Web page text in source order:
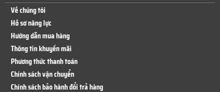
Về chúng tôi
Hồ sơ năng lực
Hướng dẫn mua hàng
Thông tin khuyến mãi
Phương thức thanh toán
Chính sách vận chuyển
Chính sách bảo hành đổi trả hàng